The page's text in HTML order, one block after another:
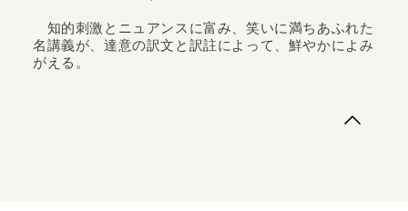
知的刺激とニュアンスに富み、笑いに満ちあふれた
名講義が、達意の訳文と訳註によって、鮮やかによみ
がえる。